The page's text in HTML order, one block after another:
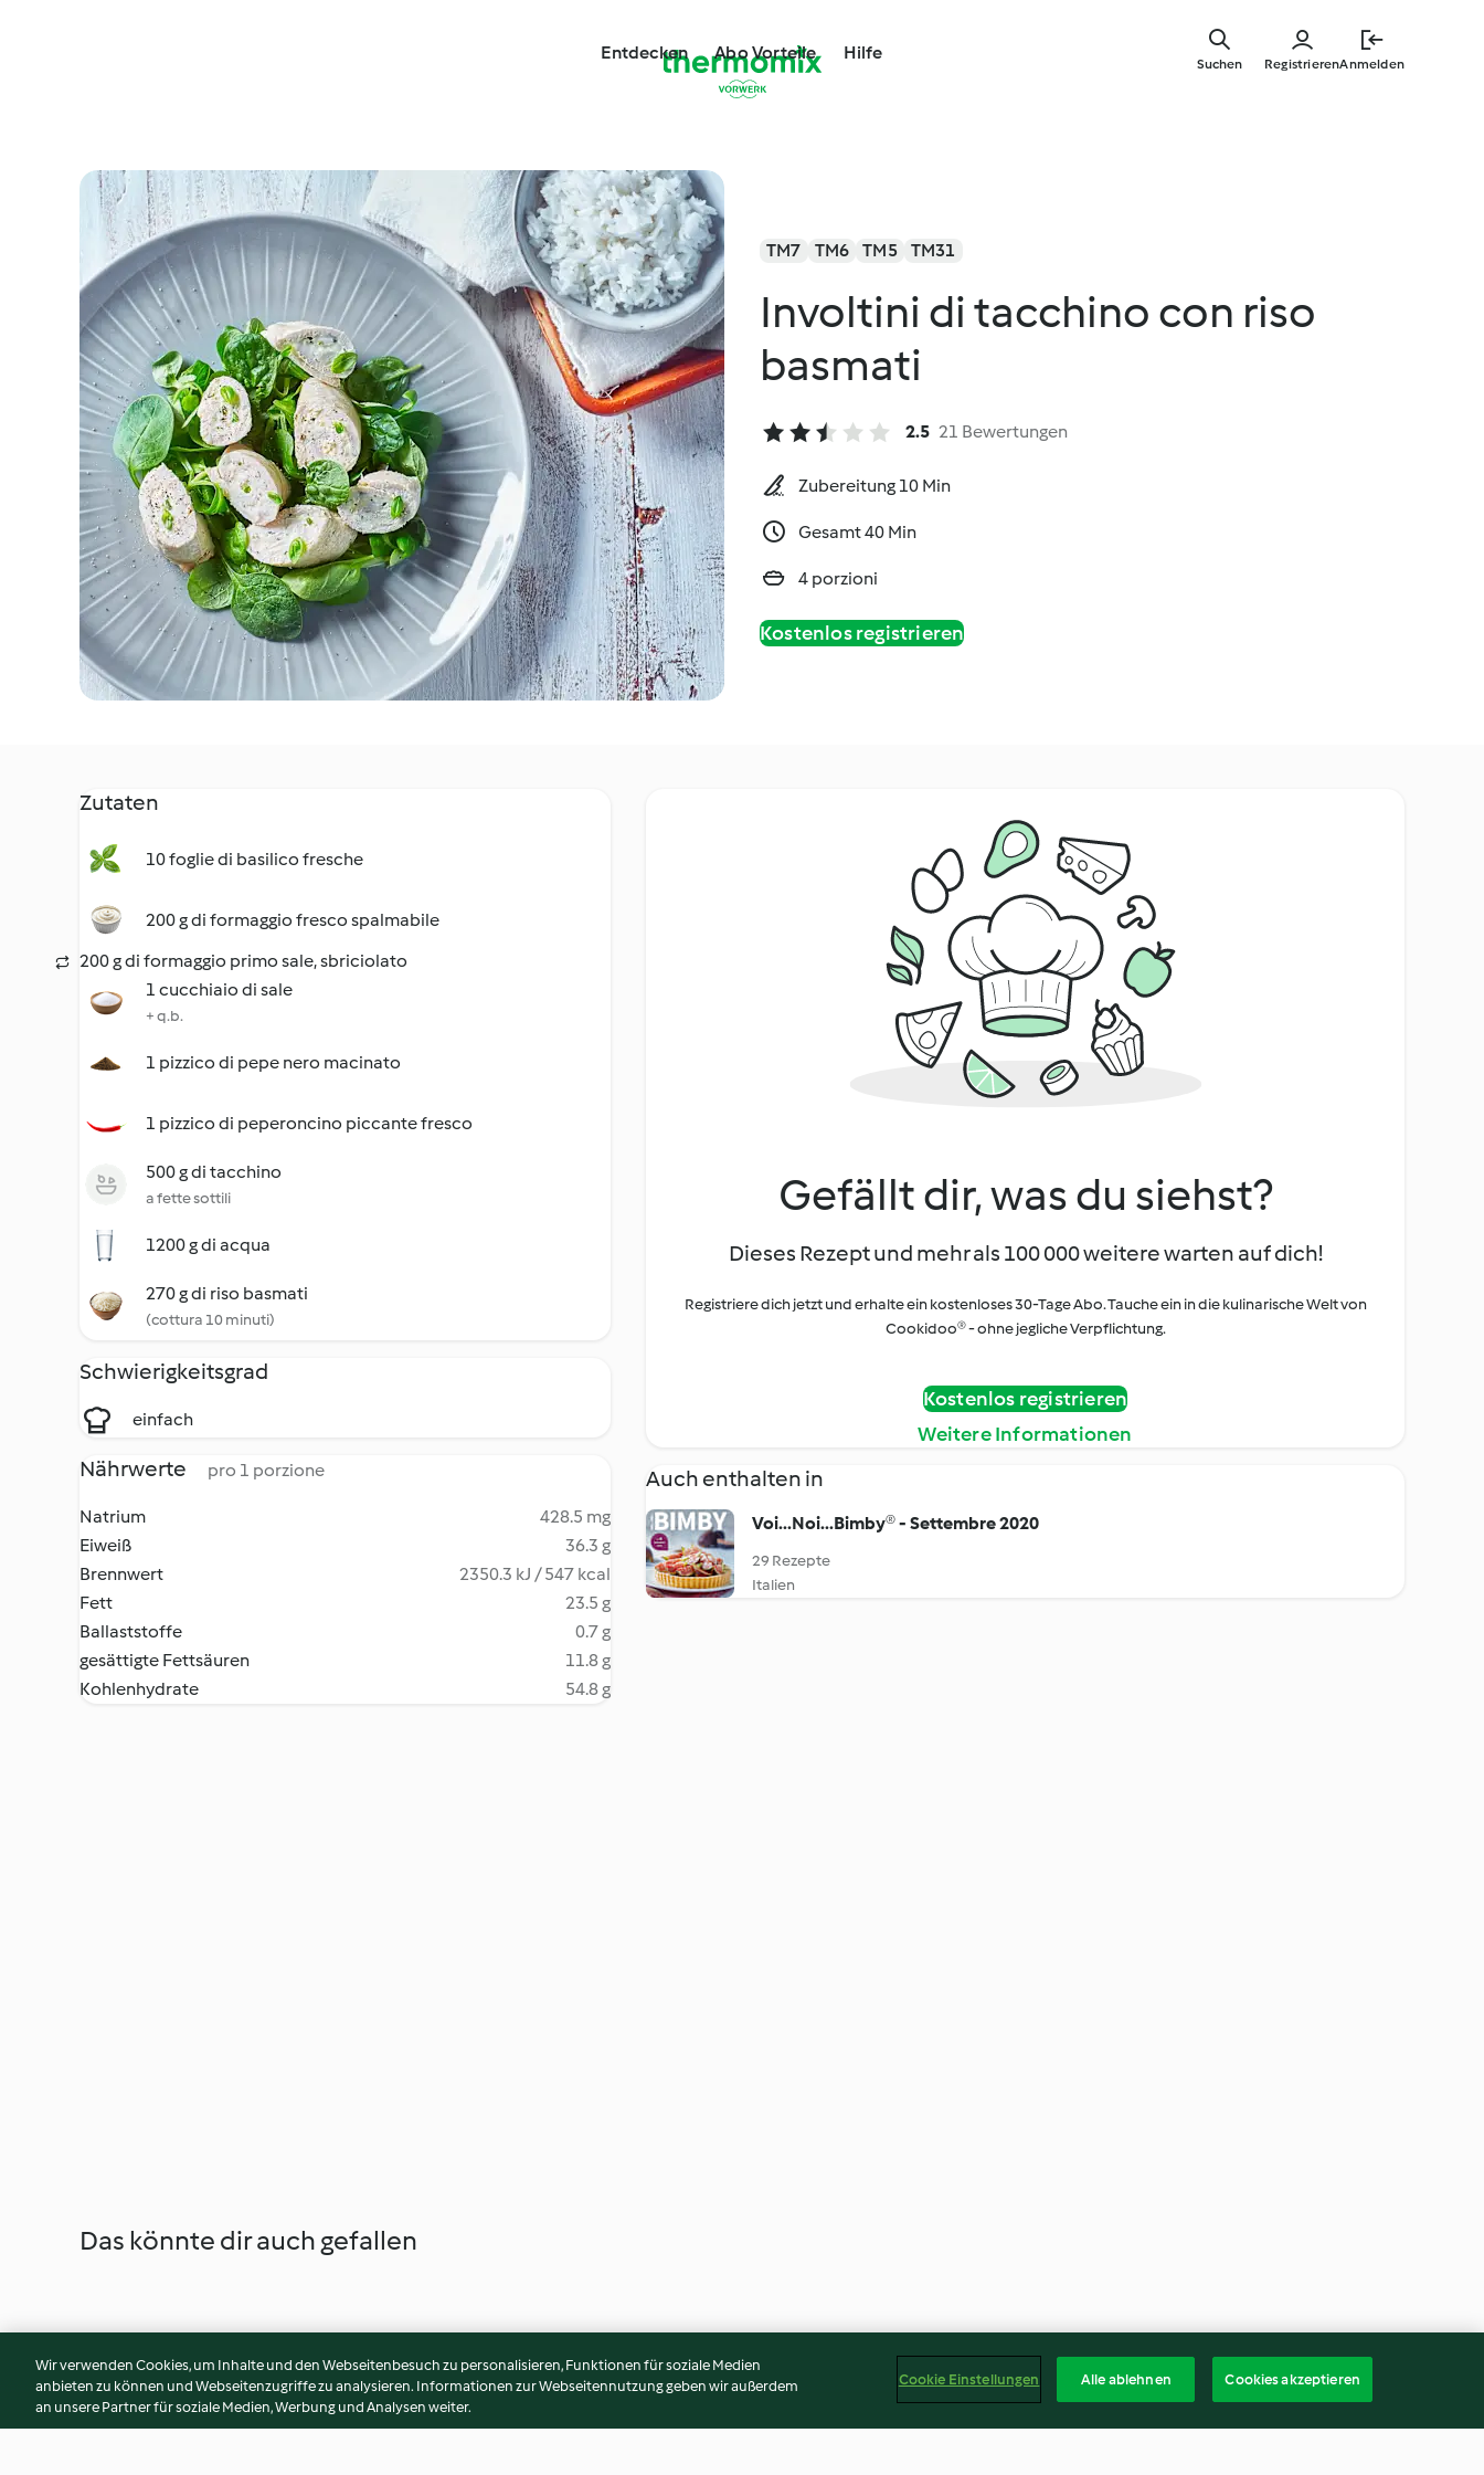
Entdecken Abo Vorteile Hilfe
RegistrierenAnmelden
Suchen
TM7 TM6 TM5 TM31
Involtini di tacchino con riso
basmati
2.5 21 Bewertungen
Zubereitung 10 Min
Gesamt 40 Min
4 porzioni
Kostenlos registrieren
Zutaten
10 foglie di basilico fresche
200 g di formaggio fresco spalmabile
200 g di formaggio primo sale, sbriciolato
1 cucchiaio di sale
+ q.b.
1 pizzico di pepe nero macinato
1 pizzico di peperoncino piccante fresco
500 g di tacchino
a fette sottili
1200 g di acqua
270 g di riso basmati
(cottura 10 minuti)
Schwierigkeitsgrad
einfach
Nährwerte pro 1 porzione
Natrium
428.5 mg
Eiweiß
36.3 g
Brennwert
2350.3 kJ / 547 kcal
Fett
23.5 g
Ballaststoffe
0.7 g
gesättigte Fettsäuren
11.8 g
Kohlenhydrate
54.8 g
Gefällt dir, was du siehst?
Dieses Rezept und mehr als 100 000 weitere warten auf dich!
Registriere dich jetzt und erhalte ein kostenloses 30-Tage Abo. Tauche ein in die kulinarische Welt von
Cookidoo® - ohne jegliche Verpflichtung.
Kostenlos registrieren
Weitere Informationen
Auch enthalten in
Voi...Noi...Bimby® - Settembre 2020
29 Rezepte
Italien
Das könnte dir auch gefallen
Wir verwenden Cookies, um Inhalte und den Webseitenbesuch zu personalisieren, Funktionen für soziale Medien
anbieten zu können und Webseitenzugriffe zu analysieren. Informationen zur Webseitennutzung geben wir außerdem
an unsere Partner für soziale Medien, Werbung und Analysen weiter.
Cookie Einstellungen Alle ablehnen Cookies akzeptieren